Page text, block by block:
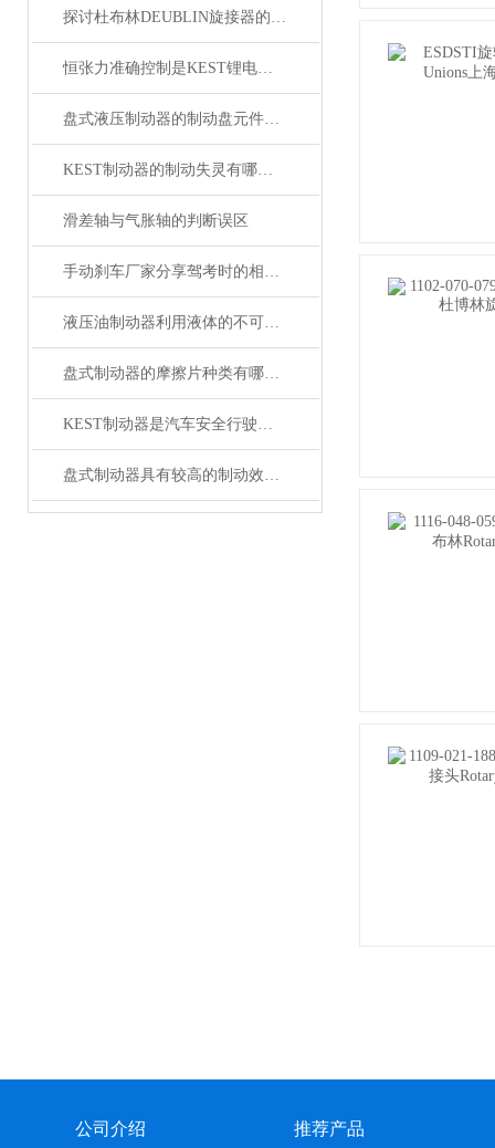
探讨杜布林DEUBLIN旋接器的密封故障
恒张力准确控制是KEST锂电池滑差轴的核心功能
盘式液压制动器的制动盘元件介绍
KEST制动器的制动失灵有哪几种原因？
滑差轴与气胀轴的判断误区
手动刹车厂家分享驾考时的相关刹车技巧
液压油制动器利用液体的不可压缩性来传递制动力矩
盘式制动器的摩擦片种类有哪些？
KEST制动器是汽车安全行驶中不可少的重要部件
盘式制动器具有较高的制动效果和稳定性
公司介绍 推荐产品